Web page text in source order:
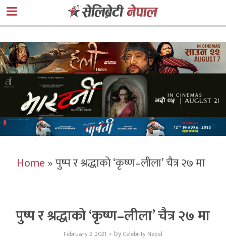
Home»पुष्प र श्रद्धाको ‘कृष्ण–लीला’ चैत्र २७ मा
पुष्प र श्रद्धाको ‘कृष्ण–लीला’ चैत्र २७ मा
February 2, 2021 by Celebrity Nepal